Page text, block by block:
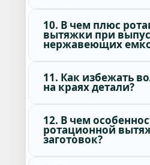
10. В чем плюс
вытяжки при
нержавеющих
11. Как избежать
на краях детали?
12. В чем
ротационной
заготовок?